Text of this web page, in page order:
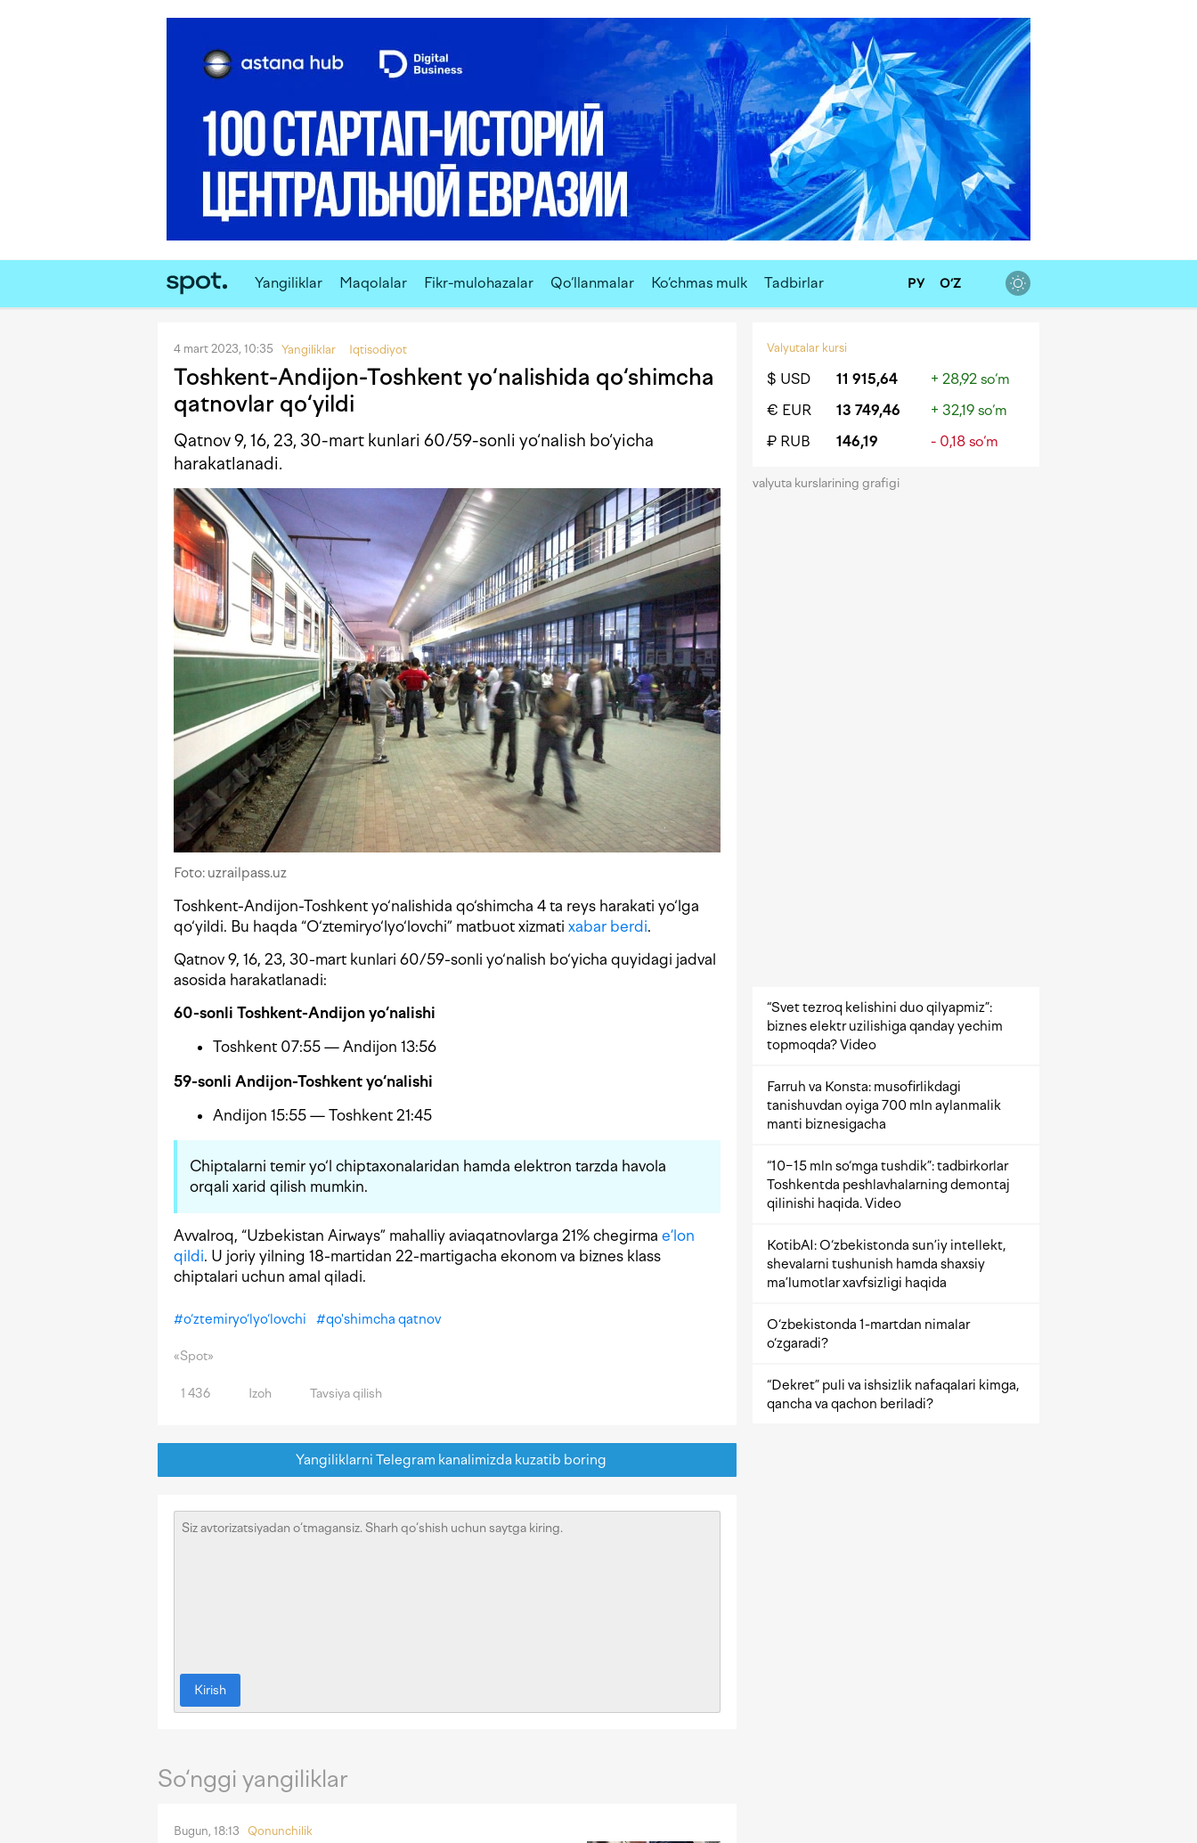
Yangiliklar Maqolalar Fikr-mulohazalar Qo‘llanmalar Ko‘chmas mulk Tadbirlar РУ O‘Z
4 mart 2023, 10:35 Yangiliklar Iqtisodiyot
Toshkent-Andijon-Toshkent yo‘nalishida qo‘shimcha
qatnovlar qo‘yildi
Qatnov 9, 16, 23, 30-mart kunlari 60/59-sonli yo‘nalish bo‘yicha
harakatlanadi.
Foto: uzrailpass.uz
Toshkent-Andijon-Toshkent yo‘nalishida qo‘shimcha 4 ta reys harakati yo‘lga
qo‘yildi. Bu haqda “O‘ztemiryo‘lyo‘lovchi” matbuot xizmati xabar berdi.
Qatnov 9, 16, 23, 30-mart kunlari 60/59-sonli yo‘nalish bo‘yicha quyidagi jadval
asosida harakatlanadi:
60-sonli Toshkent-Andijon yo‘nalishi
Toshkent 07:55 — Andijon 13:56
59-sonli Andijon-Toshkent yo‘nalishi
Andijon 15:55 — Toshkent 21:45
Chiptalarni temir yo‘l chiptaxonalaridan hamda elektron tarzda havola
orqali xarid qilish mumkin.
Avvalroq, “Uzbekistan Airways” mahalliy aviaqatnovlarga 21% chegirma e’lon
qildi. U joriy yilning 18-martidan 22-martigacha ekonom va biznes klass
chiptalari uchun amal qiladi.
#o‘ztemiryo‘lyo‘lovchi #qo'shimcha qatnov
«Spot»
1 436 Izoh Tavsiya qilish
Yangiliklarni Telegram kanalimizda kuzatib boring
Kirish
So‘nggi yangiliklar
Bugun, 18:13 Qonunchilik
Valyutalar kursi
$ USD 11 915,64
+ 28,92 so‘m
€ EUR
13 749,46
+ 32,19 so‘m
₽ RUB
146,19 - 0,18 so‘m
valyuta kurslarining grafigi
“Svet tezroq kelishini duo qilyapmiz”:
biznes elektr uzilishiga qanday yechim
topmoqda? Video
Farruh va Konsta: musofirlikdagi
tanishuvdan oyiga 700 mln aylanmalik
manti biznesigacha
“10−15 mln so‘mga tushdik”: tadbirkorlar
Toshkentda peshlavhalarning demontaj
qilinishi haqida. Video
KotibAI: O‘zbekistonda sun’iy intellekt,
shevalarni tushunish hamda shaxsiy
ma’lumotlar xavfsizligi haqida
O‘zbekistonda 1-martdan nimalar
o‘zgaradi?
“Dekret” puli va ishsizlik nafaqalari kimga,
qancha va qachon beriladi?